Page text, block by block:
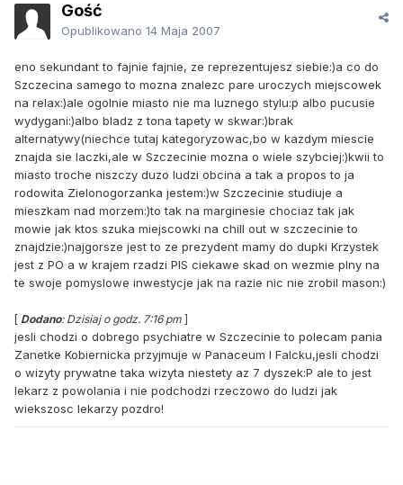
Gość
Opublikowano 14 Maja 2007
eno sekundant to fajnie fajnie, ze reprezentujesz siebie:)a co do
Szczecina samego to mozna znalezc pare uroczych miejscowek
na relax:)ale ogolnie miasto nie ma luznego stylu:p albo pucusie
wydygani:)albo bladz z tona tapety w skwar:)brak
alternatywy(niechce tutaj kategoryzowac,bo w kazdym miescie
znajda sie laczki,ale w Szczecinie mozna o wiele szybciej:)kwii to
miasto troche niszczy duzo ludzi obcina a tak a propos to ja
rodowita Zielonogorzanka jestem:)w Szczecinie studiuje a
mieszkam nad morzem:)to tak na marginesie chociaz tak jak
mowie jak ktos szuka miejscowki na chill out w szczecinie to
znajdzie:)najgorsze jest to ze prezydent mamy do dupki Krzystek
jest z PO a w krajem rzadzi PIS ciekawe skad on wezmie plny na
te swoje pomyslowe inwestycje jak na razie nic nie zrobil mason:)
[ Dodano: Dzisiaj o godz. 7:16 pm ]
jesli chodzi o dobrego psychiatre w Szczecinie to polecam pania
Zanetke Kobiernicka przyjmuje w Panaceum I Falcku,jesli chodzi
o wizyty prywatne taka wizyta niestety az 7 dyszek:P ale to jest
lekarz z powolania i nie podchodzi rzeczowo do ludzi jak
wiekszosc lekarzy pozdro!